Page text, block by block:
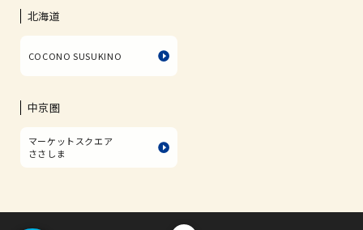
北海道
COCONO SUSUKINO
中京圏
マーケットスクエア
ささしま